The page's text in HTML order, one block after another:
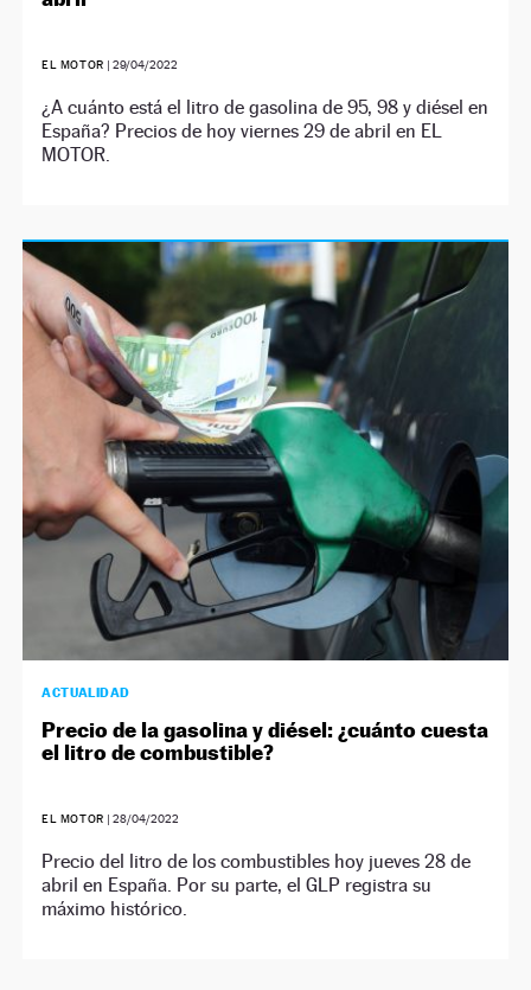
EL MOTOR | 29/04/2022
¿A cuánto está el litro de gasolina de 95, 98 y diésel en
España? Precios de hoy viernes 29 de abril en EL
MOTOR.
ACTUALIDAD
Precio de la gasolina y diésel: ¿cuánto cuesta
el litro de combustible?
EL MOTOR | 28/04/2022
Precio del litro de los combustibles hoy jueves 28 de
abril en España. Por su parte, el GLP registra su
máximo histórico.